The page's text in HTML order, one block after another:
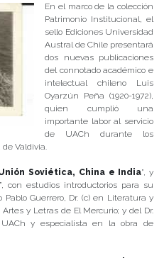
En el marco de la colección
Patrimonio Institucional, el
sello Ediciones Universidad
Austral de Chile presentará
dos nuevas publicaciones
del connotado académico e
intelectual chileno Luis
Oyarzún Peña (1920-1972),
quien cumplió una
importante labor al servicio
de UACh durante los
Valdivia.
Soviética, China e India”, y
”, con estudios introductorios para su
Guerrero, Dr. (c) en Literatura y
y Letras de El Mercurio; y del Dr.
y especialista en la obra de